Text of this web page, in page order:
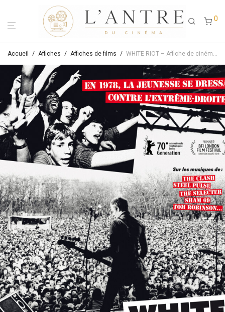
0
Accueil / Affiches / Affiches de films / WHITE RIOT – Affiche de cinéma originale -Approximativement 40X60